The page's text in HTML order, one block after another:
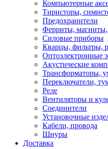
Компьютерные
Тиристоры,
Предохранители
Ферриты, магниты,
Силовые приборы
Кварцы, фильтры,
Оптоэлектронные
Акустические
Трансформаторы,
Переключатели,
Реле
Вентиляторы и
Соединители
Установочные
Кабели, провода
Шнуры
Доставка